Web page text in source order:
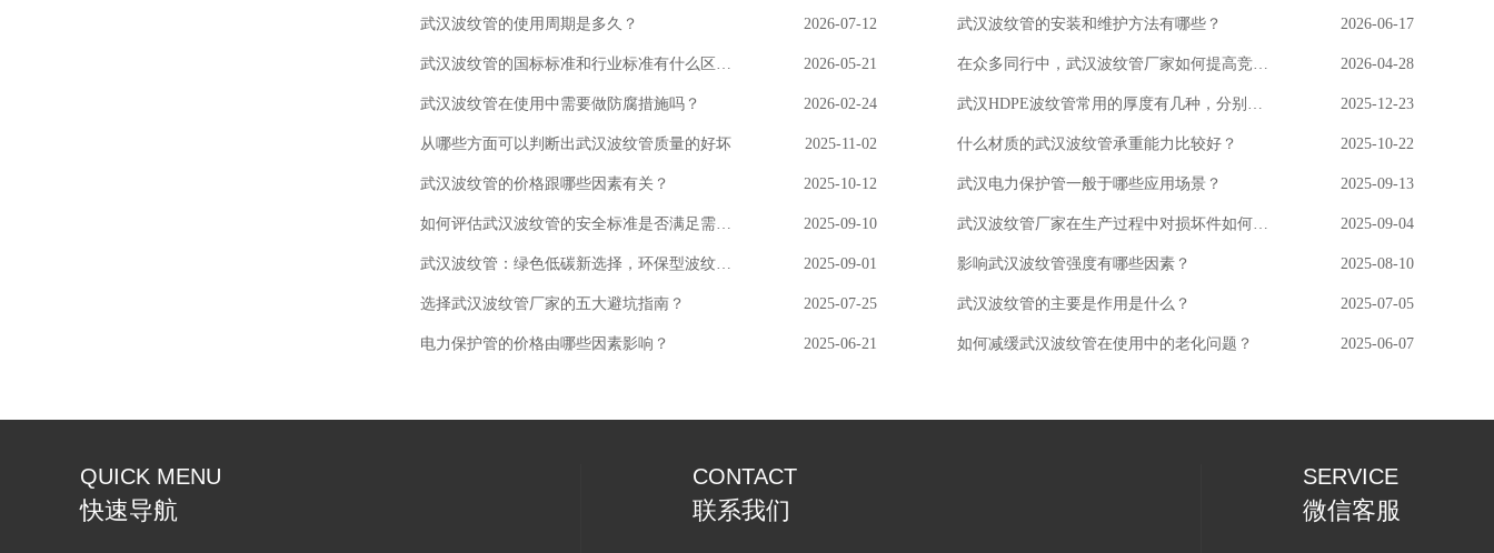
2026-07-12
武汉波纹管的使用周期是多久？ 2026-06-17
武汉波纹管的安装和维护方法有哪些？
2026-05-21
武汉波纹管的国标标准和行业标准有什么区别？ 2026-04-28
在众多同行中，武汉波纹管厂家如何提高竞争力？
2026-02-24
武汉波纹管在使用中需要做防腐措施吗？ 2025-12-23
武汉HDPE波纹管常用的厚度有几种，分别用在什么场景上？
2025-11-02
从哪些方面可以判断出武汉波纹管质量的好坏 2025-10-22
什么材质的武汉波纹管承重能力比较好？
2025-10-12
武汉波纹管的价格跟哪些因素有关？ 2025-09-13
武汉电力保护管一般于哪些应用场景？
2025-09-10
如何评估武汉波纹管的安全标准是否满足需求？ 2025-09-04
武汉波纹管厂家在生产过程中对损坏件如何处理的？
2025-09-01
武汉波纹管：绿色低碳新选择，环保型波纹管亮相行。 2025-08-10
影响武汉波纹管强度有哪些因素？
2025-07-25
选择武汉波纹管厂家的五大避坑指南？ 2025-07-05
武汉波纹管的主要是作用是什么？
2025-06-21
电力保护管的价格由哪些因素影响？ 2025-06-07
如何减缓武汉波纹管在使用中的老化问题？
QUICK MENU
快速导航
CONTACT
联系我们
SERVICE
微信客服